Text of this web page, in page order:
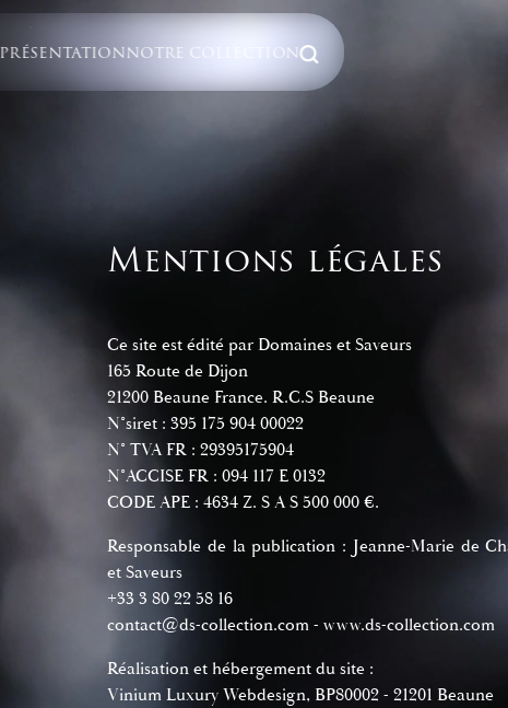
PRÉSENTATIONNOTRE COLLECTION
Mentions légales
Ce site est édité par Domaines et Saveurs
165 Route de Dijon
21200 Beaune France. R.C.S Beaune
N°siret : 395 175 904 00022
N° TVA FR : 29395175904
N°ACCISE FR : 094 117 E 0132
CODE APE : 4634 Z. S A S 500 000 €.
Responsable de la publication : Jeanne-Marie de
et Saveurs
+33 3 80 22 58 16
contact@ds-collection.com- www.ds-collection.com
Réalisation et hébergement du site :
Vinium Luxury Webdesign, BP80002 - 21201 Beaune